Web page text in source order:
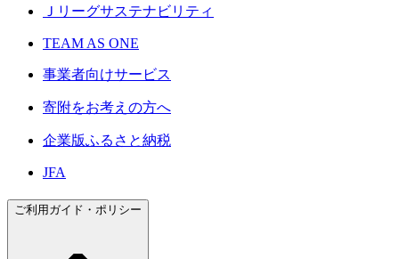
Ｊリーグサステナビリティ
TEAM AS ONE
事業者向けサービス
寄附をお考えの方へ
企業版ふるさと納税
JFA
ご利用ガイド・ポリシー